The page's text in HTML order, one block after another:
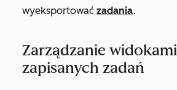
wyeksportować zadania.
Zarządzanie widokami
zapisanych zadań